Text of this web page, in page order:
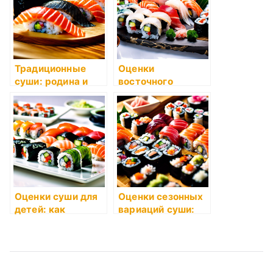
Традиционные
суши: родина и
достоинства
Оценки
восточного
сервирования
блюд суши и
сашими
Оценки суши для
детей: как
Оценки сезонных
вариаций суши: